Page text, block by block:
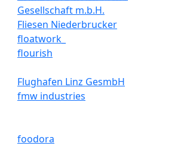
Gesellschaft m.b.H.
Fliesen Niederbrucker
floatwork_
flourish
Flughafen Linz GesmbH
fmw industries
foodora